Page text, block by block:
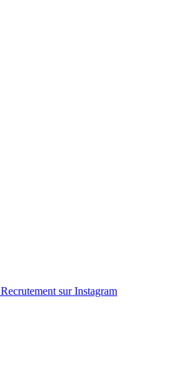
sur Instagram